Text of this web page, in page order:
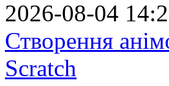
2026-08-04
Створення
Scratch